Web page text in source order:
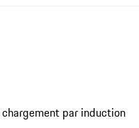
par induction